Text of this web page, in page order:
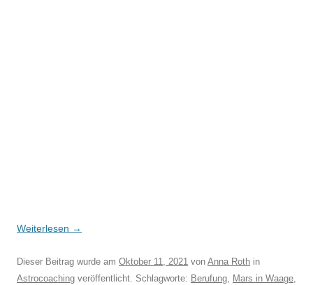
Weiterlesen →
Dieser Beitrag wurde am Oktober 11, 2021 von Anna Roth in
Astrocoaching veröffentlicht. Schlagworte: Berufung, Mars in Waage,